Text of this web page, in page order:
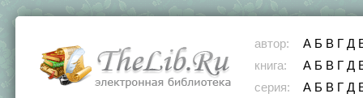
автор: А Б В Г Д
книга:
А Б В Г Д
серия:
А Б В Г Д